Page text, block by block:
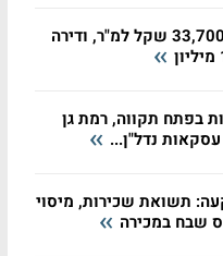
רמת יוסף: 33,700 שקל למ"ר, ודירה
בפתח תקווה, רמת גן
נדל"ן...
תשואת שכירות, מיסוי
שבח במכירה